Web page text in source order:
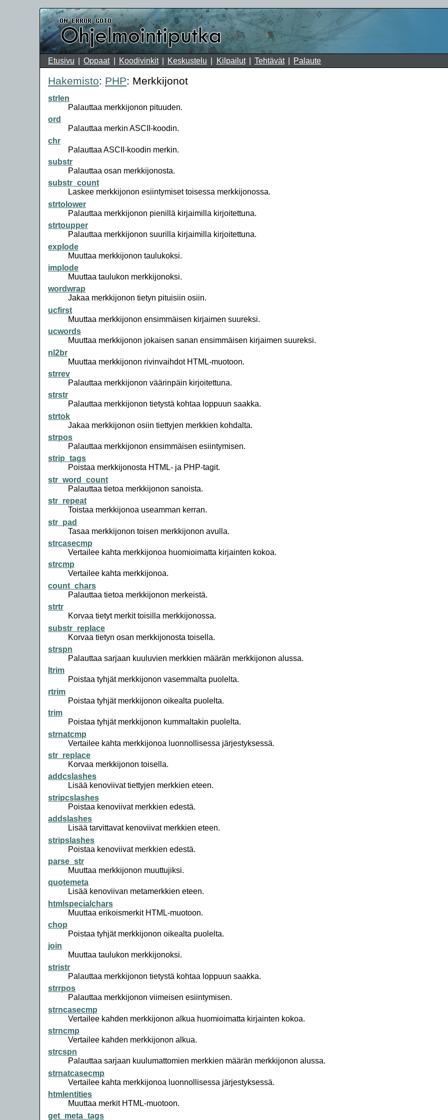
Etusivu Oppaat Koodivinkit Keskustelu Kilpailut Tehtävät Palaute
Hakemisto: PHP: Merkkijonot
strlen
Palauttaa merkkijonon pituuden.
ord
Palauttaa merkin ASCII-koodin.
chr
Palauttaa ASCII-koodin merkin.
substr
Palauttaa osan merkkijonosta.
substr_count
Laskee merkkijonon esiintymiset toisessa merkkijonossa.
strtolower
Palauttaa merkkijonon pienillä kirjaimilla kirjoitettuna.
strtoupper
Palauttaa merkkijonon suurilla kirjaimilla kirjoitettuna.
explode
Muuttaa merkkijonon taulukoksi.
implode
Muuttaa taulukon merkkijonoksi.
wordwrap
Jakaa merkkijonon tietyn pituisiin osiin.
ucfirst
Muuttaa merkkijonon ensimmäisen kirjaimen suureksi.
ucwords
Muuttaa merkkijonon jokaisen sanan ensimmäisen kirjaimen suureksi.
nl2br
Muuttaa merkkijonon rivinvaihdot HTML-muotoon.
strrev
Palauttaa merkkijonon väärinpäin kirjoitettuna.
strstr
Palauttaa merkkijonon tietystä kohtaa loppuun saakka.
strtok
Jakaa merkkijonon osiin tiettyjen merkkien kohdalta.
strpos
Palauttaa merkkijonon ensimmäisen esiintymisen.
strip_tags
Poistaa merkkijonosta HTML- ja PHP-tagit.
str_word_count
Palauttaa tietoa merkkijonon sanoista.
str_repeat
Toistaa merkkijonoa useamman kerran.
str_pad
Tasaa merkkijonon toisen merkkijonon avulla.
strcasecmp
Vertailee kahta merkkijonoa huomioimatta kirjainten kokoa.
strcmp
Vertailee kahta merkkijonoa.
count_chars
Palauttaa tietoa merkkijonon merkeistä.
strtr
Korvaa tietyt merkit toisilla merkkijonossa.
substr_replace
Korvaa tietyn osan merkkijonosta toisella.
strspn
Palauttaa sarjaan kuuluvien merkkien määrän merkkijonon alussa.
ltrim
Poistaa tyhjät merkkijonon vasemmalta puolelta.
rtrim
Poistaa tyhjät merkkijonon oikealta puolelta.
trim
Poistaa tyhjät merkkijonon kummaltakin puolelta.
strnatcmp
Vertailee kahta merkkijonoa luonnollisessa järjestyksessä.
str_replace
Korvaa merkkijonon toisella.
addcslashes
Lisää kenoviivat tiettyjen merkkien eteen.
stripcslashes
Poistaa kenoviivat merkkien edestä.
addslashes
Lisää tarvittavat kenoviivat merkkien eteen.
stripslashes
Poistaa kenoviivat merkkien edestä.
parse_str
Muuttaa merkkijonon muuttujiksi.
quotemeta
Lisää kenoviivan metamerkkien eteen.
htmlspecialchars
Muuttaa erikoismerkit HTML-muotoon.
chop
Poistaa tyhjät merkkijonon oikealta puolelta.
join
Muuttaa taulukon merkkijonoksi.
stristr
Palauttaa merkkijonon tietystä kohtaa loppuun saakka.
strrpos
Palauttaa merkkijonon viimeisen esiintymisen.
strncasecmp
Vertailee kahden merkkijonon alkua huomioimatta kirjainten kokoa.
strncmp
Vertailee kahden merkkijonon alkua.
strcspn
Palauttaa sarjaan kuulumattomien merkkien määrän merkkijonon alussa.
strnatcasecmp
Vertailee kahta merkkijonoa luonnollisessa järjestyksessä.
htmlentities
Muuttaa merkit HTML-muotoon.
get_meta_tags